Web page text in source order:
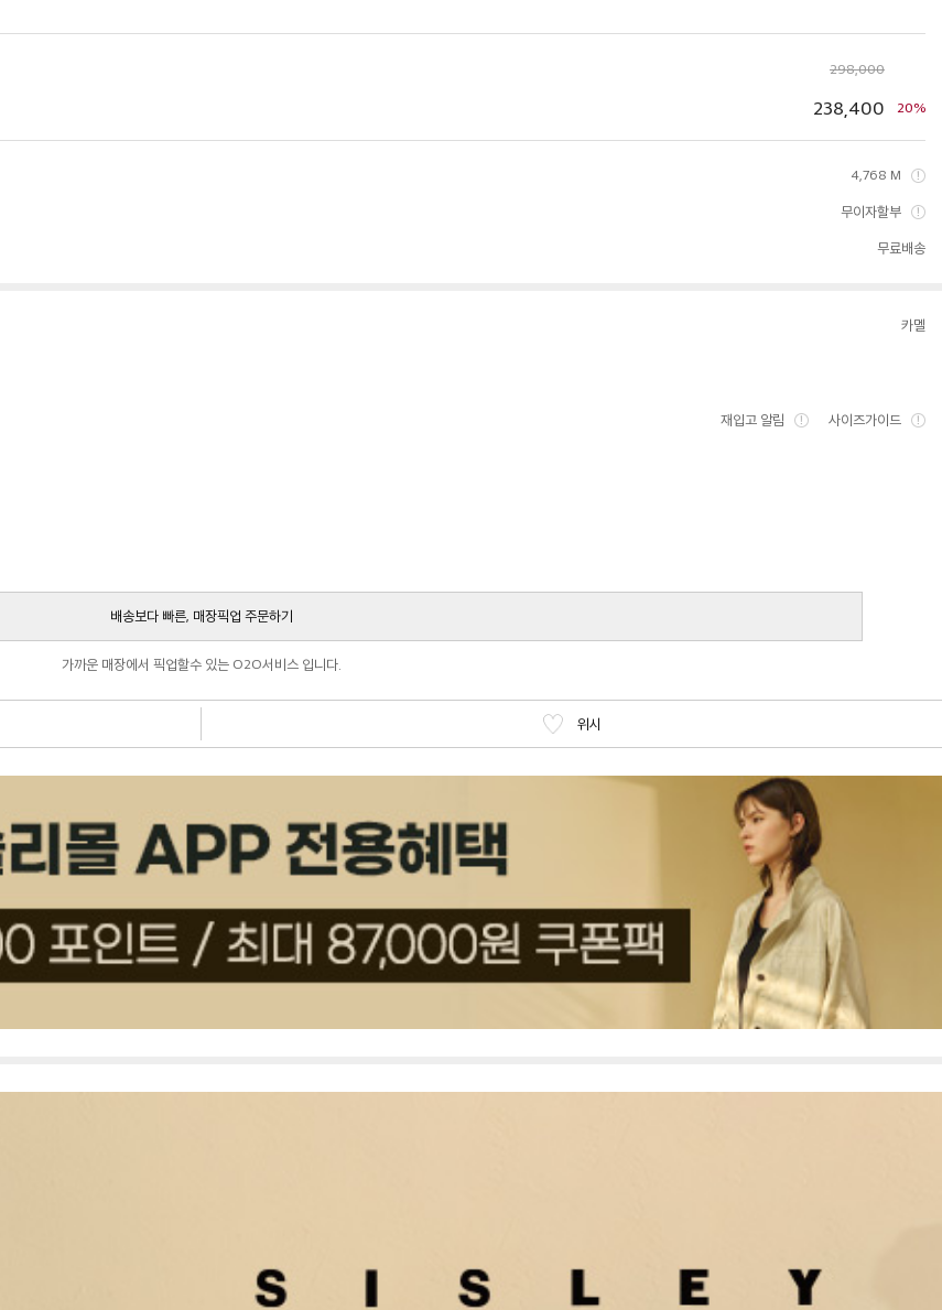
298,000
238,400 20%
4,768 M
무이자할부
무료배송
카멜
재입고 알림 사이즈가이드
배송보다 빠른, 매장픽업 주문하기
가까운 매장에서 픽업할수 있는 O2O서비스 입니다.
위시